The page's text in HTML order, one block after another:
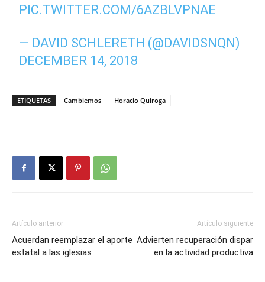
PIC.TWITTER.COM/6AZBLVPNAE
— DAVID SCHLERETH (@DAVIDSNQN)
DECEMBER 14, 2018
ETIQUETAS Cambiemos Horacio Quiroga
Artículo anterior
Acuerdan reemplazar el aporte
estatal a las iglesias
Artículo siguiente
Advierten recuperación dispar
en la actividad productiva